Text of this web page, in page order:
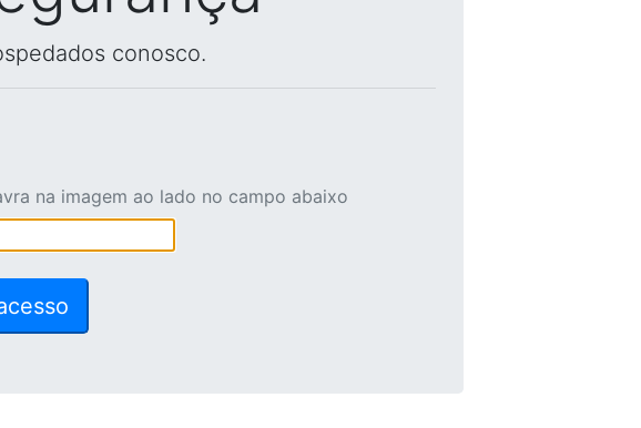
conosco.
na imagem ao lado no campo abaixo